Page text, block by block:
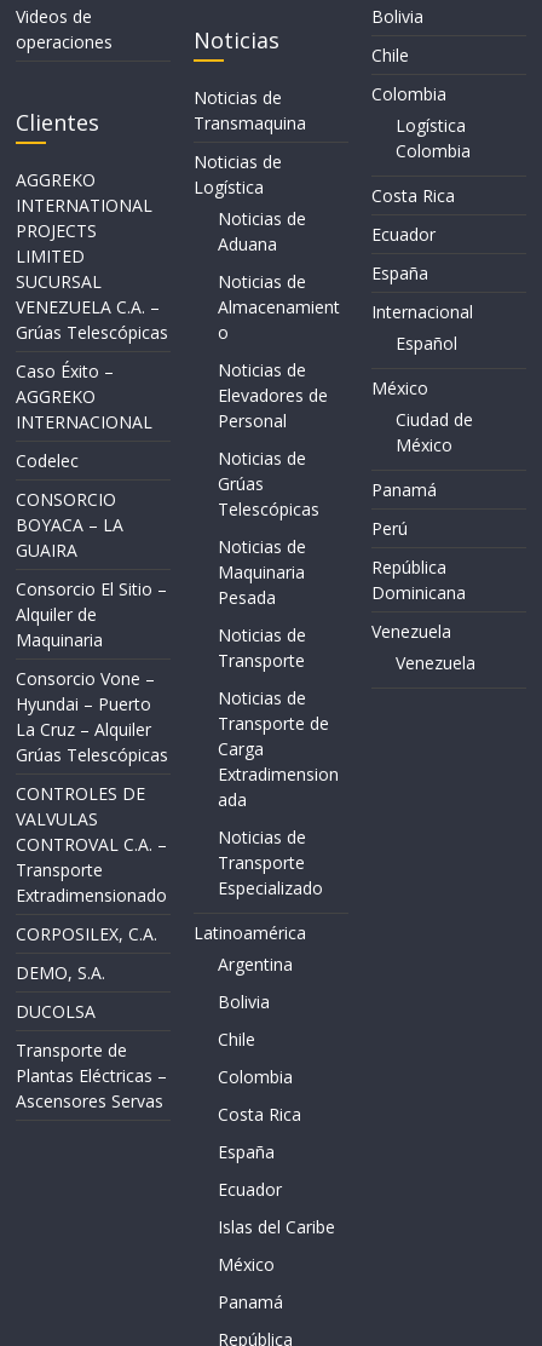
Videos de
operaciones
Clientes
AGGREKO
INTERNATIONAL
PROJECTS
LIMITED
SUCURSAL
VENEZUELA C.A. –
Grúas Telescópicas
Caso Éxito –
AGGREKO
INTERNACIONAL
Codelec
CONSORCIO
BOYACA – LA
GUAIRA
Consorcio El Sitio –
Alquiler de
Maquinaria
Consorcio Vone –
Hyundai – Puerto
La Cruz – Alquiler
Grúas Telescópicas
CONTROLES DE
VALVULAS
CONTROVAL C.A. –
Transporte
Extradimensionado
CORPOSILEX, C.A.
DEMO, S.A.
DUCOLSA
Transporte de
Plantas Eléctricas –
Ascensores Servas
Noticias
Noticias de
Transmaquina
Noticias de
Logística
Noticias de
Aduana
Noticias de
Almacenamient
o
Noticias de
Elevadores de
Personal
Noticias de
Grúas
Telescópicas
Noticias de
Maquinaria
Pesada
Noticias de
Transporte
Noticias de
Transporte de
Carga
Extradimension
ada
Noticias de
Transporte
Especializado
Latinoamérica
Argentina
Bolivia
Chile
Colombia
Costa Rica
España
Ecuador
Islas del Caribe
México
Panamá
República
Bolivia
Chile
Colombia
Logística
Colombia
Costa Rica
Ecuador
España
Internacional
Español
México
Ciudad de
México
Panamá
Perú
República
Dominicana
Venezuela
Venezuela